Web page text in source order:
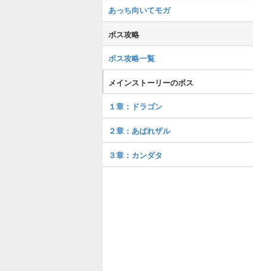
あっち向いてモガ
ボス攻略
ボス攻略一覧
メインストーリーのボス
１章：ドラゴン
２章：あばれザル
３章：カンダタ